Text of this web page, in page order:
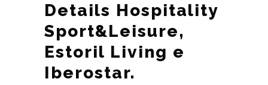
Details Hospitality
Sport&Leisure,
Estoril Living e
Iberostar.